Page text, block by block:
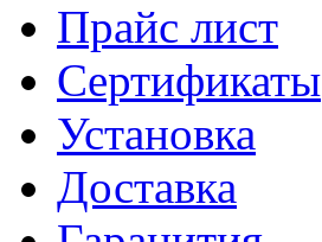
Прайс лист
Сертификаты
Установка
Доставка